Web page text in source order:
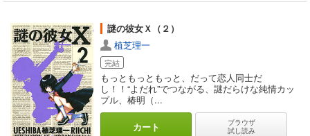
謎の彼女Ｘ（２）
植芝理一
完結
もっともっともっと、だって恋人同士だ
し！！“よだれ”でつながる、謎だらけな純情カッ
プル、椿明（...
カート
ブラウザ
試し読み